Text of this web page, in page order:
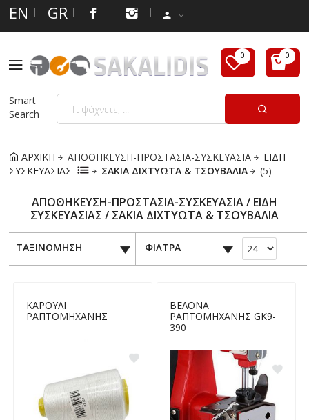
EN GR
Smart
Search
ΑΡΧΙΚΗ ΑΠΟΘΗΚΕΥΣΗ-ΠΡΟΣΤΑΣΙΑ-ΣΥΣΚΕΥΑΣΙΑ
ΕΙΔΗ
ΣΥΣΚΕΥΑΣΙΑΣ
ΣΑΚΙΑ ΔΙΧΤΥΩΤΑ & ΤΣΟΥΒΑΛΙΑ (5)
ΑΠΟΘΗΚΕΥΣΗ-ΠΡΟΣΤΑΣΙΑ-ΣΥΣΚΕΥΑΣΙΑ / ΕΙΔΗ
ΣΥΣΚΕΥΑΣΙΑΣ / ΣΑΚΙΑ ΔΙΧΤΥΩΤΑ & ΤΣΟΥΒΑΛΙΑ
ΤΑΞΙΝΟΜΗΣΗ ΦΙΛΤΡΑ
ΚΑΡΟΥΛΙ
ΡΑΠΤΟΜΗΧΑΝΗΣ
ΒΕΛΟΝΑ
ΡΑΠΤΟΜΗΧΑΝΗΣ GK9-
390